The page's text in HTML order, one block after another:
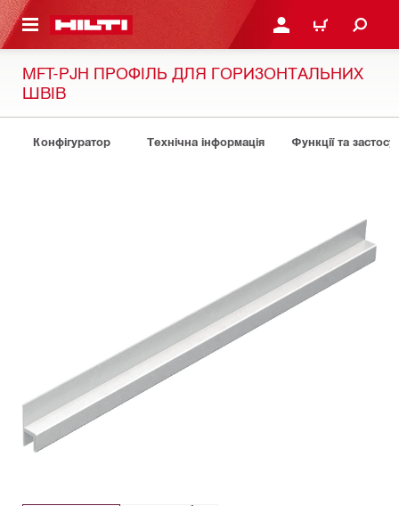
ЗМІСТУ УВІЙТИ АБО
КОШИК
MFT-PJH ПРОФІЛЬ ДЛЯ ГОРИЗОНТАЛЬНИХ
ШВІВ
Конфігуратор Технічна інформація Функції та